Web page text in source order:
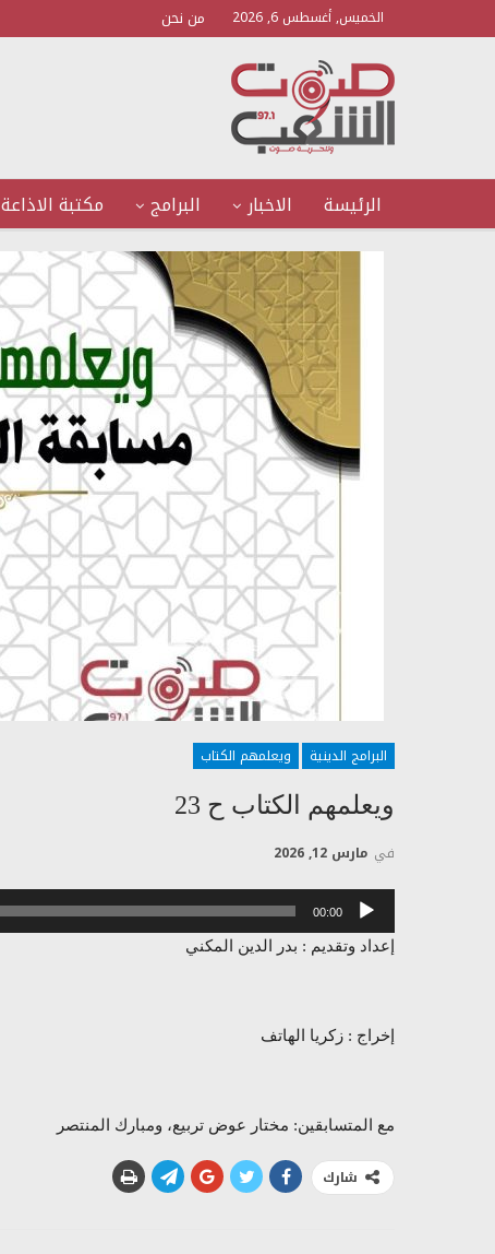
الخميس, أغسطس 6, 2026 من نحن
الرئيسة الاخبار البرامج مكتبة الاذاعة
البرامج الدينية ويعلمهم الكتاب
ويعلمهم الكتاب ح 23
في مارس 12, 2026
مشغل
00:00
إعداد وتقديم : بدر الدين المكني
إخراج : زكريا الهاتف
مع المتسابقين: مختار عوض تربيع، ومبارك المنتصر
شارك